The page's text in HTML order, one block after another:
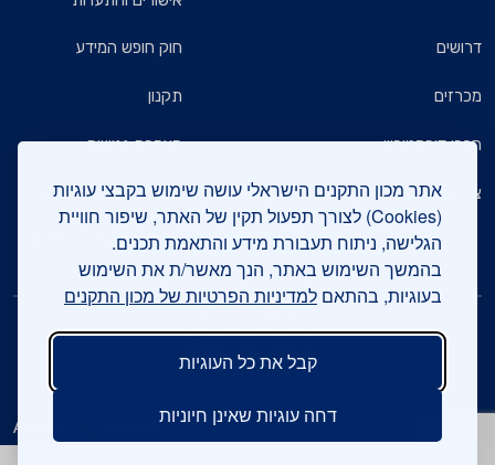
אתר מכון התקנים הישראלי עושה שימוש בקבצי עוגיות
(Cookies) לצורך תפעול תקין של האתר, שיפור חוויית
הגלישה, ניתוח תעבורת מידע והתאמת תכנים.
בהמשך השימוש באתר, הנך מאשר/ת את השימוש
בעוגיות, בהתאם למדיניות הפרטיות של מכון התקנים
קבל את כל העוגיות
דחה עוגיות שאינן חיוניות
דרושים
מכרזים
חברי דירקטוריון
צרו קשר
חוק חופש המידע
תקנון
הצהרת נגישות
מדיניות הגנת הפרטיות
שאלות ותשובות כלליות
עיקבו אחרינו
צרו קשר